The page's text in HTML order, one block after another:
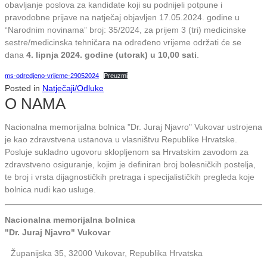
obavljanje poslova za kandidate koji su podnijeli potpune i
pravodobne prijave na natječaj objavljen 17.05.2024. godine u
“Narodnim novinama” broj: 35/2024, za prijem 3 (tri) medicinske
sestre/medicinska tehničara na određeno vrijeme održati će se
dana 4. lipnja 2024. godine (utorak) u 10,00 sati
ms-odredjeno-vrijeme-29052024 Preuzmi
Posted in Natječaji/Odluke
O NAMA
Nacionalna memorijalna bolnica "Dr. Juraj Njavro" Vukovar ustrojena
je kao zdravstvena ustanova u vlasništvu Republike Hrvatske.
Posluje sukladno ugovoru sklopljenom sa Hrvatskim zavodom za
zdravstveno osiguranje, kojim je definiran broj bolesničkih postelja,
te broj i vrsta dijagnostičkih pretraga i specijalističkih pregleda koje
bolnica nudi kao usluge.
Nacionalna memorijalna bolnica
"Dr. Juraj Njavro" Vukovar
Županijska 35, 32000 Vukovar, Republika Hrvatska